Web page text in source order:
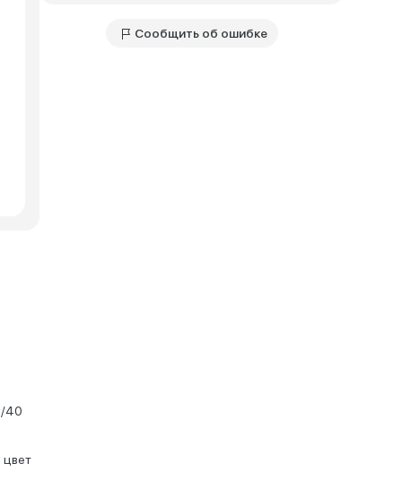
40
цвет
Сообщить об ошибке